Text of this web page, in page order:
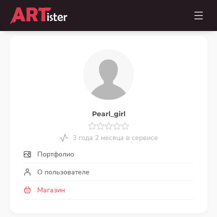
Pearl_girl
3 года 2 месяца в сервисе
Портфолио
О пользователе
Магазин